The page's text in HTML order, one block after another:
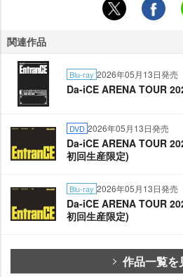
関連作品
Blu-ray 2026年05月13日発売
Da-iCE ARENA TOUR
DVD 2026年05月13日発売
Da-iCE ARENA TOUR
初回生産限定)
Blu-ray 2026年05月13日発売
Da-iCE ARENA TOUR
初回生産限定)
作品一覧を